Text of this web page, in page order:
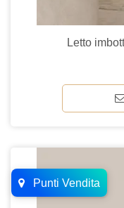
Letto
Punti Vendita